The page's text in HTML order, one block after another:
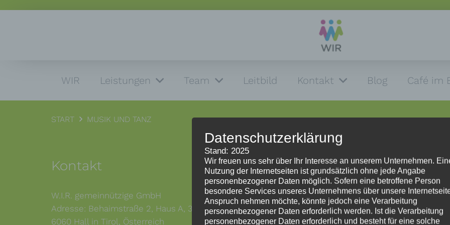
WIR Leistungen Team Leitbild Kontakt Blog Café im
START MUSIK UND TANZ
Kontakt
W.I.R. gemeinnützige GmbH
Adresse: Behaimstraße 2, Haus A, 3. Stock,
6060 Hall in Tirol, Österreich
Impressum
Impressum
Datenschutzerklärung
HinweisgeberInnenschutzgesetz
Datenschutzerklärung
Stand: 2025
Wir freuen uns sehr über Ihr Interesse an unserem Unternehmen.
Nutzung der Internetseiten ist grundsätzlich ohne jede Angabe
personenbezogener Daten möglich. Sofern eine betroffene Person
besondere Services unseres Unternehmens über unsere
Anspruch nehmen möchte, könnte jedoch eine Verarbeitung
personenbezogener Daten erforderlich werden. Ist die Verarbeitung
personenbezogener Daten erforderlich und besteht für eine solche